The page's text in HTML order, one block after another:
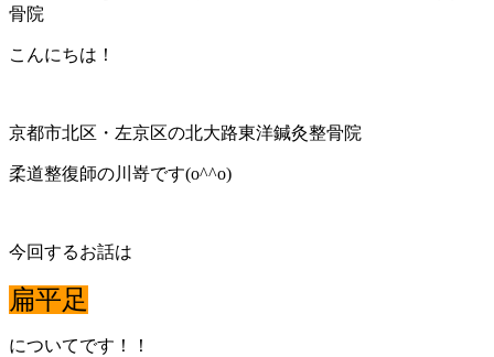
こんにちは！
京都市北区・左京区の北大路東洋鍼灸整骨院
柔道整復師の川嵜です(o^^o)
今回するお話は
扁平足
についてです！！